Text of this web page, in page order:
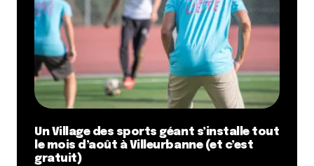
Un Village des sports géant s’installe tout
le mois d’août à Villeurbanne (et c’est
gratuit)